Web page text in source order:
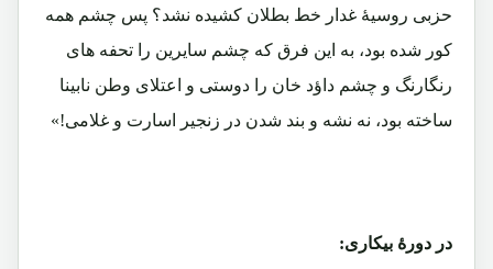
حزبی روسیۀ غدار خط بطلان کشیده نشد؟ پس چشم همه
کور شده بود، به این فرق که چشم سایرین را تحفه های
رنگارنگ و چشم داؤد خان را دوستی و اعتلای وطن نابینا
ساخته بود، نه نشه و بند شدن در زنجیر اسارت و غلامی!»
در دورۀ بیکاری: